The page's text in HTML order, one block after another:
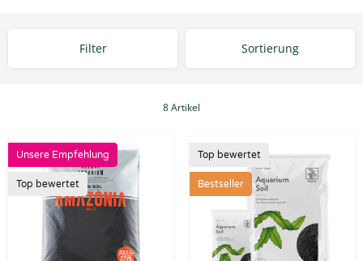
Filter Sortierung
8 Artikel
Unsere Empfehlung
Top bewertet
Top bewertet
Bestseller